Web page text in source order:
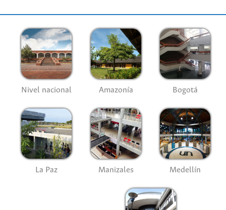
Nivel nacional Amazonía Bogotá
La Paz Manizales Medellín